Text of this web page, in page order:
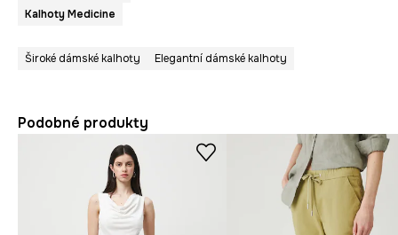
Kalhoty Medicine
Široké dámské kalhoty Elegantní dámské kalhoty
Podobné produkty